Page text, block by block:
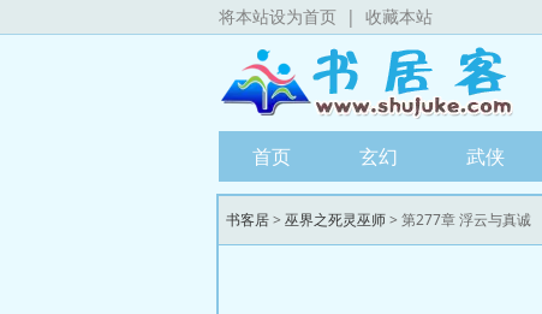
将本站设为首页 | 收藏本站
首页 玄幻 武侠
书客居> 巫界之死灵巫师> 第277章 浮云与真诚